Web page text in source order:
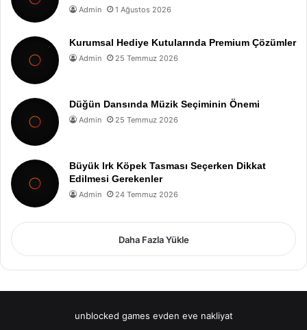
Admin 1 Ağustos 2026
Kurumsal Hediye Kutularında Premium Çözümler
Admin 25 Temmuz 2026
Düğün Dansında Müzik Seçiminin Önemi
Admin 25 Temmuz 2026
Büyük Irk Köpek Tasması Seçerken Dikkat
Edilmesi Gerekenler
Admin 24 Temmuz 2026
Daha Fazla Yükle
unblocked games evden eve nakliyat